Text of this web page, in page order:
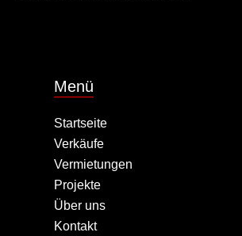
Menü
Startseite
Verkäufe
Vermietungen
Projekte
Über uns
Kontakt